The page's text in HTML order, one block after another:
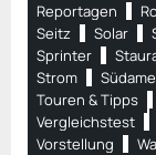
Reportagen
Seitz
Solar
Sprinter
Strom
Touren & Tipps
Vergleichstest
Vorstellung